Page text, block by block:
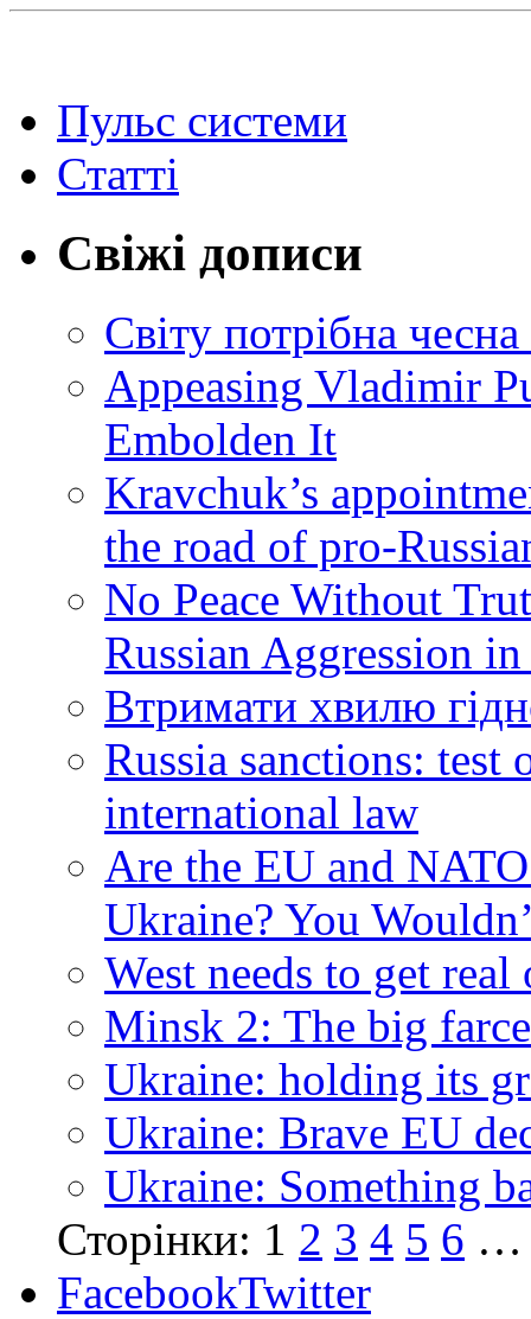
Пульс системи
Статті
Свіжі дописи
Світу потрібна
Appeasing Vladimir
Embolden It
Kravchuk’s
the road of pro-
No Peace Without
Russian Aggression
Втримати хвилю
Russia sanctions:
international law
Are the EU and
Ukraine? You
West needs to get
Minsk 2: The big
Ukraine: holding its
Ukraine: Brave EU
Ukraine: Something
Сторінки: 1 2 3 4 5 6 …
FacebookTwitter